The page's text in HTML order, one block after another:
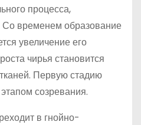
процесса,
временем образование
увеличение его
чирья становится
Первую стадию
созревания.
в гнойно-